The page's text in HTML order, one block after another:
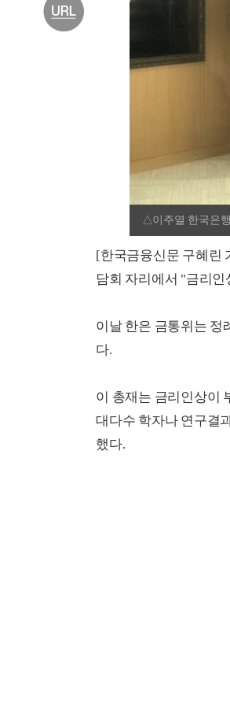
△이주열 한국은
[한국금융신문 구혜린
담회 자리에서 "금리
이날 한은 금통위는 정
다.
이 총재는 금리인상이
대다수 학자나 연구결
했다.